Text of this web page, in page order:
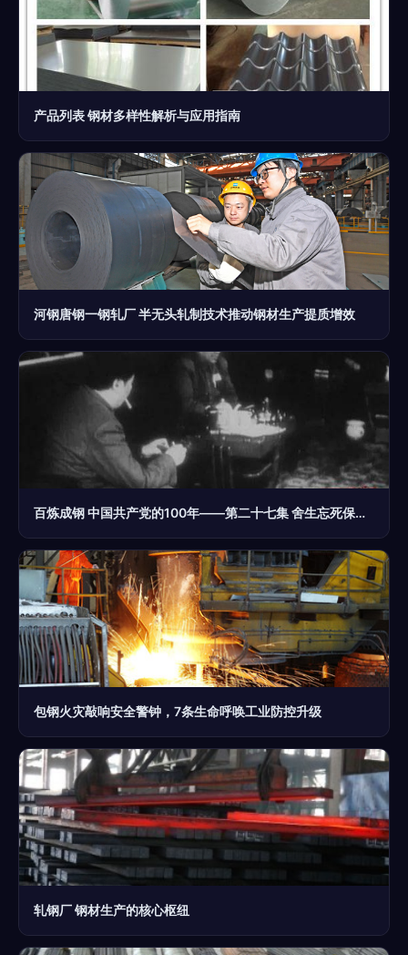
产品列表 钢材多样性解析与应用指南
河钢唐钢一钢轧厂 半无头轧制技术推动钢材生产提质增效
百炼成钢 中国共产党的100年——第二十七集 舍生忘死保和平
包钢火灾敲响安全警钟，7条生命呼唤工业防控升级
轧钢厂 钢材生产的核心枢纽